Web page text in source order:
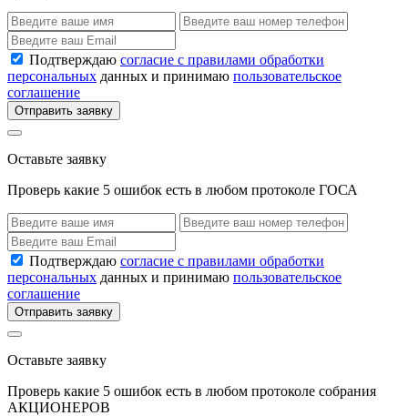
Подтверждаю согласие с правилами обработки
персональных данных и принимаю пользовательское
соглашение
Отправить заявку
Оставьте заявку
Проверь какие 5 ошибок есть в любом протоколе ГОСА
Подтверждаю согласие с правилами обработки
персональных данных и принимаю пользовательское
соглашение
Отправить заявку
Оставьте заявку
Проверь какие 5 ошибок есть в любом протоколе собрания
АКЦИОНЕРОВ